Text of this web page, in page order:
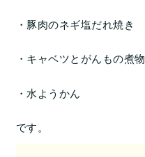
・豚肉のネギ塩だれ焼き
・キャベツとがんもの煮物
・水ようかん
です。